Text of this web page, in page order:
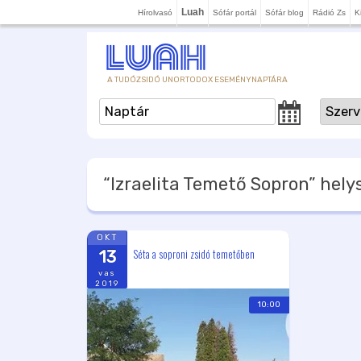
Hírolvasó Luah Sófár portál Sófár blog Rádió Zs
A TUDÓZSIDÓ UNORTODOX ESEMÉNYNAPTÁRA
“Izraelita Temető Sopron”
OKT
13
vas
2019
Séta a soproni zsidó temetőben
10:00